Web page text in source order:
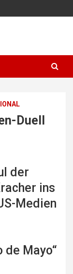
Duell
der
ins
Medien
de Mayo“